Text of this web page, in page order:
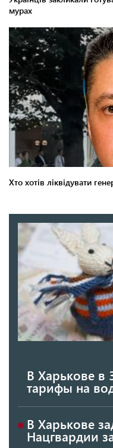
В Харькове в
тарифы на
В Харькове
Нацгвардии